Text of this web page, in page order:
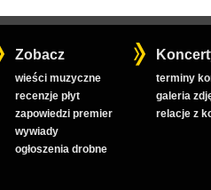
Zobacz
wieści muzyczne
recenzje płyt
zapowiedzi premier
wywiady
ogłoszenia drobne
terminy
galeria
relacje z